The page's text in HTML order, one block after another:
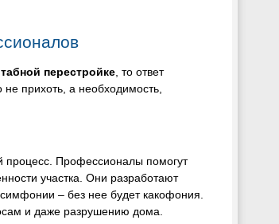
перестройке , то ответ
не прихоть, а необходимость,
процесс. Профессионалы помогут
участка. Они разработают
– без нее будет какофония.
и даже разрушению дома.